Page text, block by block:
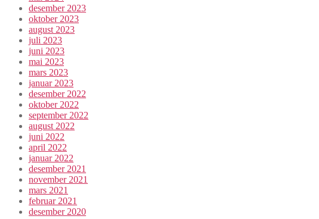
desember 2023
oktober 2023
august 2023
juli 2023
juni 2023
mai 2023
mars 2023
januar 2023
desember 2022
oktober 2022
september 2022
august 2022
juni 2022
april 2022
januar 2022
desember 2021
november 2021
mars 2021
februar 2021
desember 2020